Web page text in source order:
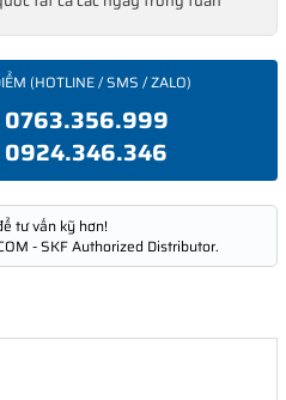
(HOTLINE / SMS / ZALO)
0763.356.999
0924.346.346
tư vấn kỹ hơn!
- SKF Authorized Distributor.